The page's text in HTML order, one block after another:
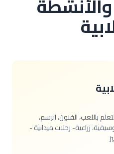
باللعب، الفنون، الرسم،
زراعية- رحلات ميدانية -